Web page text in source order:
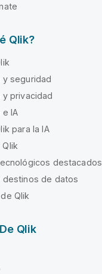
Qlik?
y seguridad
y privacidad
e IA
para la IA
Qlik
destacados
destinos de datos
Qlik
Qlik